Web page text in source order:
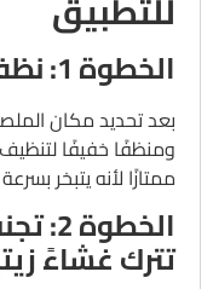
الخطوة 1: نظف المنطقة
بعد تحديد مكان
ومنظفًا خفيفًا لتنظيف
ممتازًا لأنه يتبخر
تترك غشاءً